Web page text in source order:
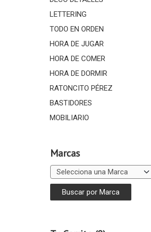
LETTERING
TODO EN ORDEN
HORA DE JUGAR
HORA DE COMER
HORA DE DORMIR
RATONCITO PÉREZ
BASTIDORES
MOBILIARIO
Marcas